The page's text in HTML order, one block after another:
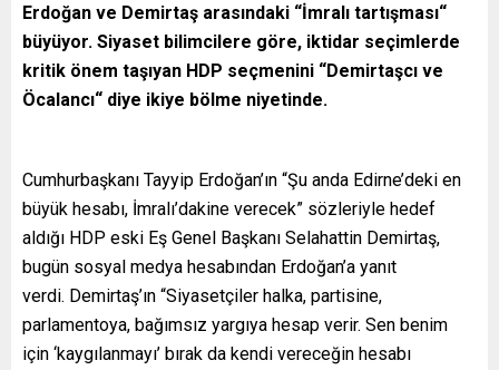
Erdoğan ve Demirtaş arasındaki “İmralı tartışması“
büyüyor. Siyaset bilimcilere göre, iktidar seçimlerde
kritik önem taşıyan HDP seçmenini “Demirtaşcı ve
Öcalancı“ diye ikiye bölme niyetinde.
Cumhurbaşkanı Tayyip Erdoğan’ın “Şu anda Edirne’deki en
büyük hesabı, İmralı’dakine verecek” sözleriyle hedef
aldığı HDP eski Eş Genel Başkanı Selahattin Demirtaş,
bugün sosyal medya hesabından Erdoğan’a yanıt
verdi. Demirtaş’ın “Siyasetçiler halka, partisine,
parlamentoya, bağımsız yargıya hesap verir. Sen benim
için ‘kaygılanmayı’ bırak da kendi vereceğin hesabı